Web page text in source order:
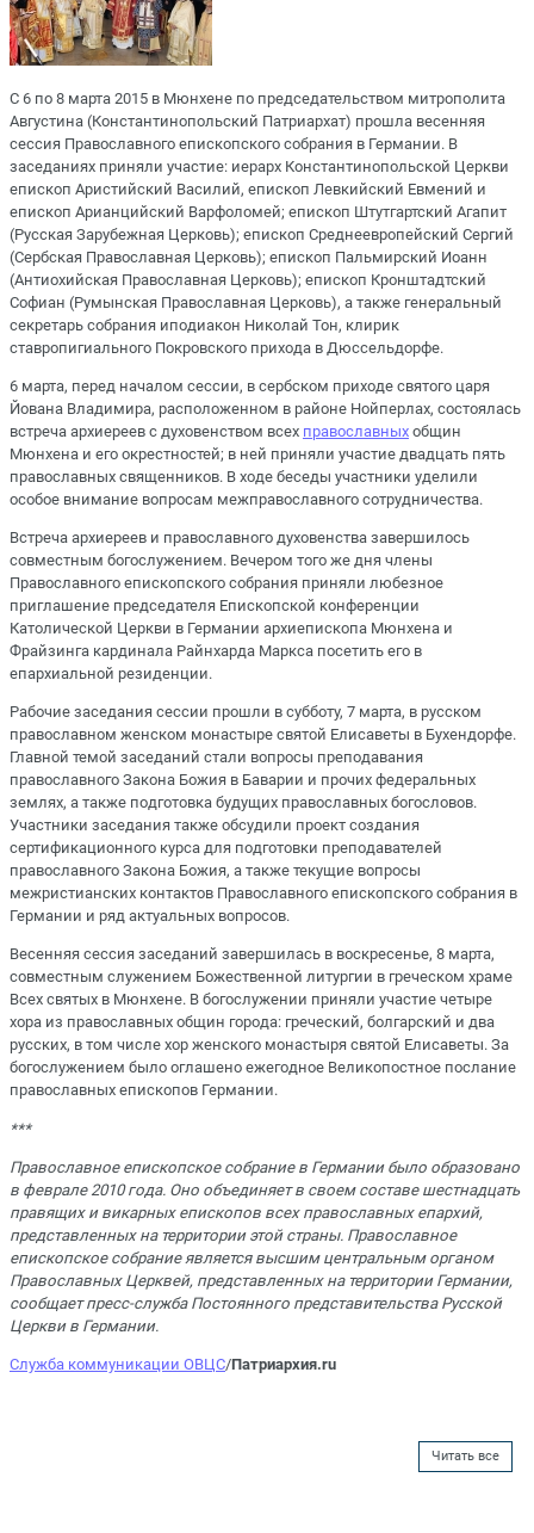
С 6 по 8 марта 2015 в Мюнхене по председательством митрополита
Августина (Константинопольский Патриархат) прошла весенняя
сессия Православного епископского собрания в Германии. В
заседаниях приняли участие: иерарх Константинопольской Церкви
епископ Аристийский Василий, епископ Левкийский Евмений и
епископ Арианцийский Варфоломей; епископ Штутгартский Агапит
(Русская Зарубежная Церковь); епископ Среднеевропейский Сергий
(Сербская Православная Церковь); епископ Пальмирский Иоанн
(Антиохийская Православная Церковь); епископ Кронштадтский
Софиан (Румынская Православная Церковь), а также генеральный
секретарь собрания иподиакон Николай Тон, клирик
ставропигиального Покровского прихода в Дюссельдорфе.
6 марта, перед началом сессии, в сербском приходе святого царя
Йована Владимира, расположенном в районе Нойперлах, состоялась
встреча архиереев с духовенством всех православных общин
Мюнхена и его окрестностей; в ней приняли участие двадцать пять
православных священников. В ходе беседы участники уделили
особое внимание вопросам межправославного сотрудничества.
Встреча архиереев и православного духовенства завершилось
совместным богослужением. Вечером того же дня члены
Православного епископского собрания приняли любезное
приглашение председателя Епископской конференции
Католической Церкви в Германии архиепископа Мюнхена и
Фрайзинга кардинала Райнхарда Маркса посетить его в
епархиальной резиденции.
Рабочие заседания сессии прошли в субботу, 7 марта, в русском
православном женском монастыре святой Елисаветы в Бухендорфе.
Главной темой заседаний стали вопросы преподавания
православного Закона Божия в Баварии и прочих федеральных
землях, а также подготовка будущих православных богословов.
Участники заседания также обсудили проект создания
сертификационного курса для подготовки преподавателей
православного Закона Божия, а также текущие вопросы
межристианских контактов Православного епископского собрания в
Германии и ряд актуальных вопросов.
Весенняя сессия заседаний завершилась в воскресенье, 8 марта,
совместным служением Божественной литургии в греческом храме
Всех святых в Мюнхене. В богослужении приняли участие четыре
хора из православных общин города: греческий, болгарский и два
русских, в том числе хор женского монастыря святой Елисаветы. За
богослужением было оглашено ежегодное Великопостное послание
православных епископов Германии.
***
Православное епископское собрание в Германии было образовано
в феврале 2010 года. Оно объединяет в своем составе шестнадцать
правящих и викарных епископов всех православных епархий,
представленных на территории этой страны. Православное
епископское собрание является высшим центральным органом
Православных Церквей, представленных на территории Германии,
сообщает пресс-служба Постоянного представительства Русской
Церкви в Германии.
Служба коммуникации ОВЦС/Патриархия.ru
Читать все